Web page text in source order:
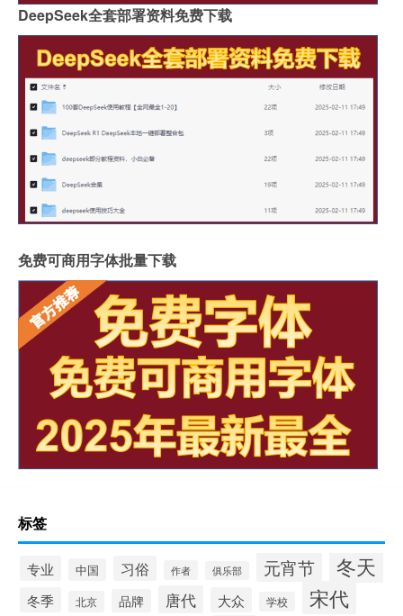
DeepSeek全套部署资料免费下载
免费可商用字体批量下载
标签
专业 中国 习俗 作者 俱乐部 元宵节 冬天
冬季 北京 品牌 唐代 大众 学校 宋代